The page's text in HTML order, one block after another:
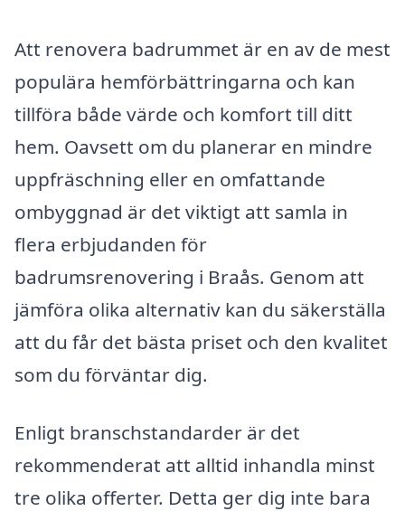
Att renovera badrummet är en av de mest
populära hemförbättringarna och kan
tillföra både värde och komfort till ditt
hem. Oavsett om du planerar en mindre
uppfräschning eller en omfattande
ombyggnad är det viktigt att samla in
flera erbjudanden för
badrumsrenovering i Braås. Genom att
jämföra olika alternativ kan du säkerställa
att du får det bästa priset och den kvalitet
som du förväntar dig.
Enligt branschstandarder är det
rekommenderat att alltid inhandla minst
tre olika offerter. Detta ger dig inte bara